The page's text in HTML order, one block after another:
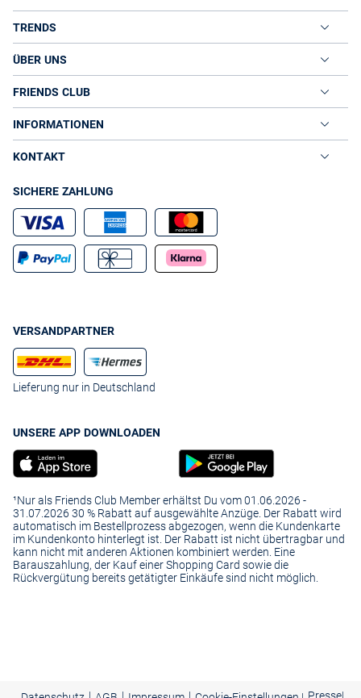
TRENDS
ÜBER UNS
FRIENDS CLUB
INFORMATIONEN
KONTAKT
SICHERE ZAHLUNG
VERSANDPARTNER
Lieferung nur in Deutschland
UNSERE APP DOWNLOADEN
¹Nur als Friends Club Member erhältst Du vom 01.06.2026 -
31.07.2026 30 % Rabatt auf ausgewählte Anzüge. Der Rabatt wird
automatisch im Bestellprozess abgezogen, wenn die Kundenkarte
im Kundenkonto hinterlegt ist. Der Rabatt ist nicht übertragbar und
kann nicht mit anderen Aktionen kombiniert werden. Eine
Barauszahlung, der Kauf einer Shopping Card sowie die
Rückvergütung bereits getätigter Einkäufe sind nicht möglich.
| | | Presse|